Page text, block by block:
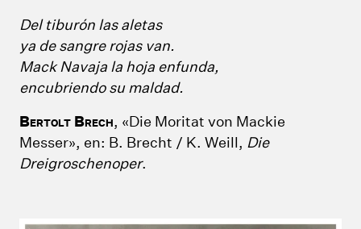
Del tiburón las aletas
ya de sangre rojas van.
Mack Navaja la hoja enfunda,
encubriendo su maldad.
BERTOLT BRECH, «Die Moritat von Mackie
Messer», en: B. Brecht / K. Weill, Die
Dreigroschenoper.